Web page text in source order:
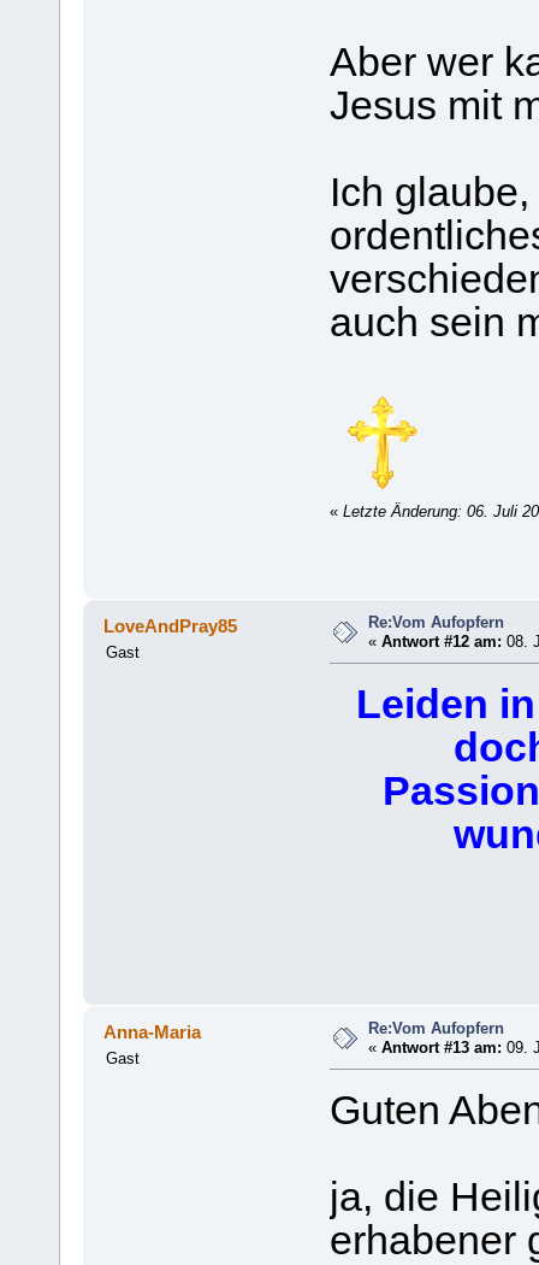
Aber wer
Jesus mit
Ich
auch sein
« Letzte Änderung: 06. Juli
LoveAndPray85
Gast
Re:Vom Aufopfern
«Antwort #12 am: 08.
Leiden
Anna-Maria
Gast
Re:Vom Aufopfern
«Antwort #13 am: 09.
Guten
ja, die
erhabener